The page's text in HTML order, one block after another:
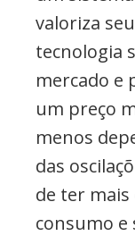
valoriza
tecnologia
mercado e
um preço
menos
das
de ter
consumo e